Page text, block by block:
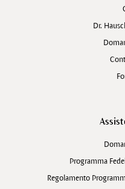
Dr.
Programma
Regolamento